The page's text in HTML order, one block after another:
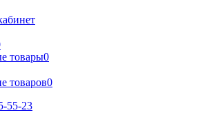
товары0
товаров0
55-23